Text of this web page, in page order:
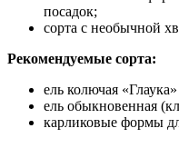
посадок;
сорта с необычной
Рекомендуемые сорта:
ель колючая
ель обыкновенная
карликовые формы